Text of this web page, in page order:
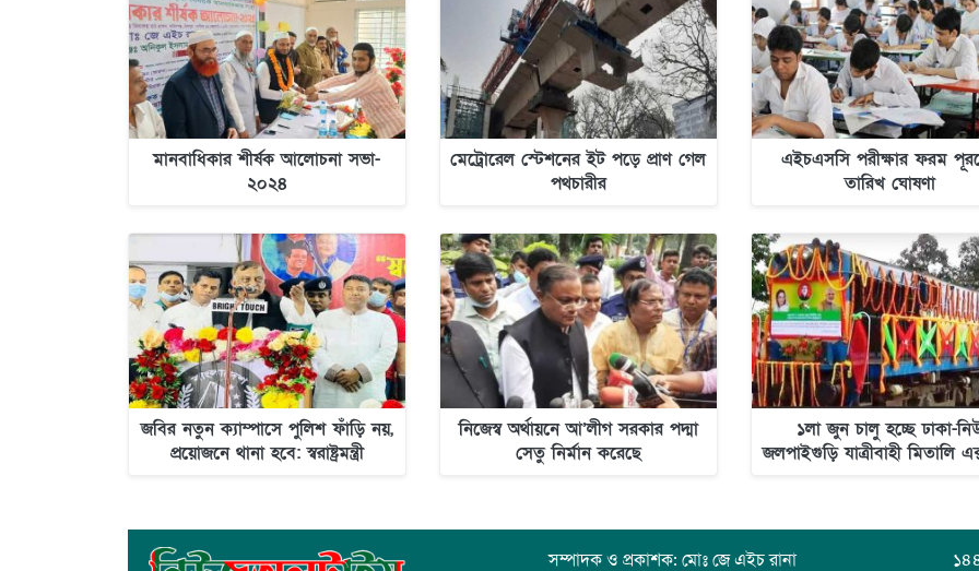
মানবাধিকার শীর্ষক আলোচনা সভা-
২০২৪
মেট্রোরেল স্টেশনের ইট পড়ে প্রাণ গেল
পথচারীর
এইচএসসি পরীক্ষার ফরম
তারিখ ঘোষণা
জবির নতুন ক্যাম্পাসে পুলিশ ফাঁড়ি নয়,
প্রয়োজনে থানা হবে: স্বরাষ্ট্রমন্ত্রী
নিজেস্ব অর্থায়নে আ’লীগ সরকার পদ্মা
সেতু নির্মান করেছে
১লা জুন চালু হচ্ছে ঢাকা-
জলপাইগুড়ি যাত্রীবাহী মিতালি
সম্পাদক ও প্রকাশক: মোঃ জে এইচ রানা